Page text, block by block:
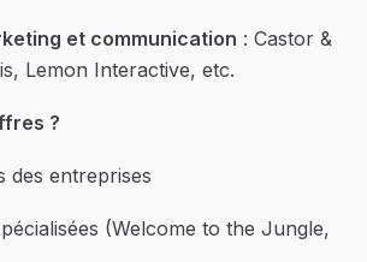
et communication : Castor &
Lemon Interactive, etc.
?
des entreprises
(Welcome to the Jungle,